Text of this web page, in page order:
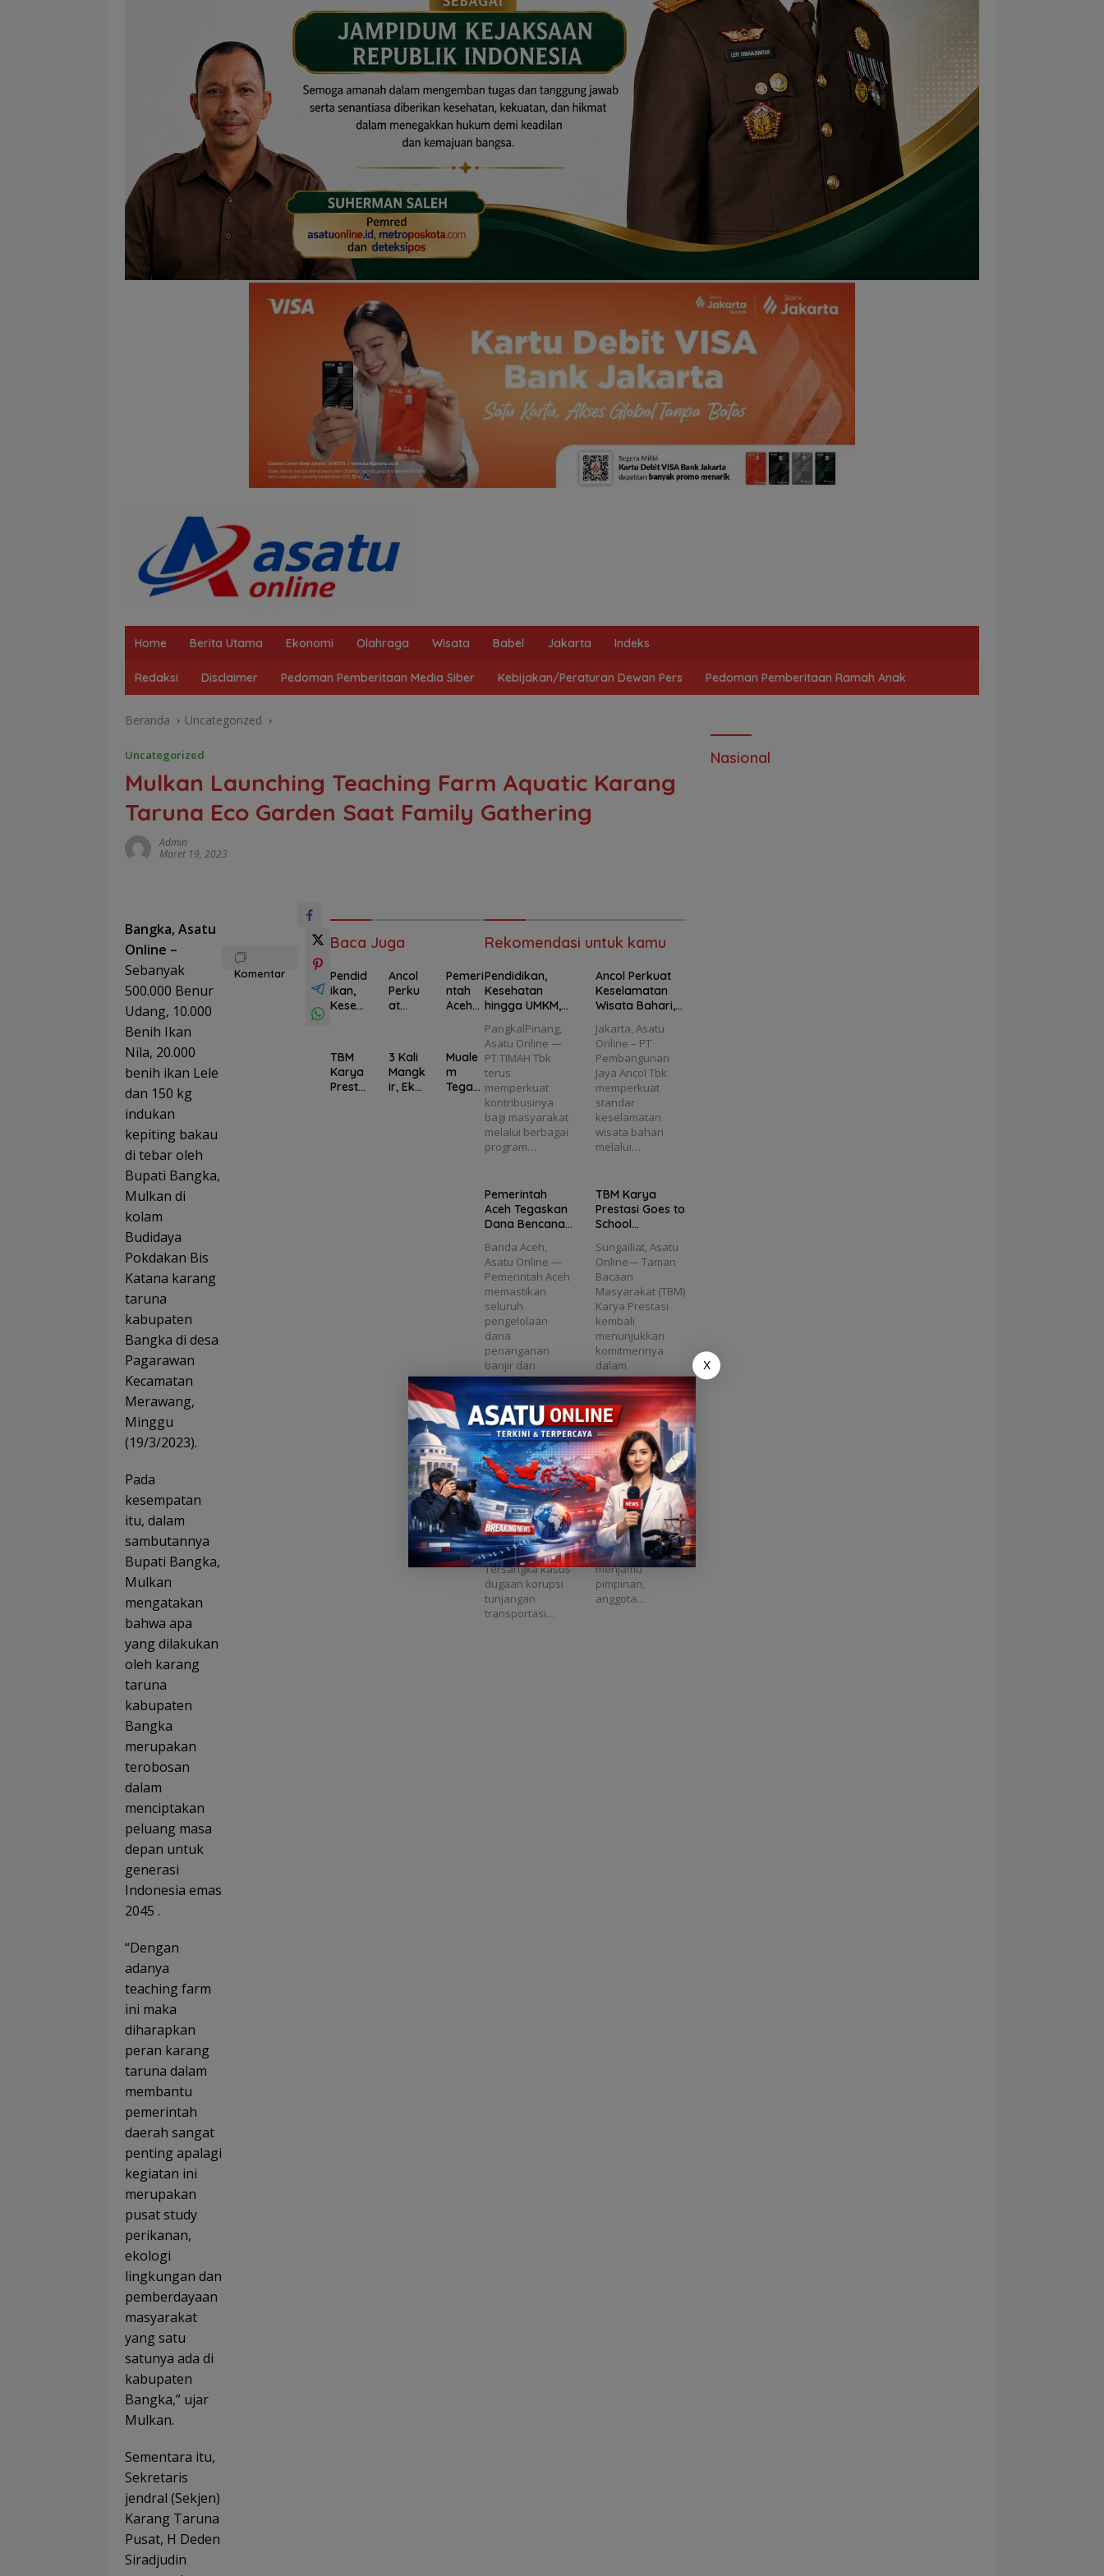
Home Berita Utama Ekonomi Olahraga Wisata Babel Jakarta Indeks
Redaksi Disclaimer Pedoman Pemberitaan Media Siber Kebijakan/Peraturan Dewan Pers Pedoman Pemberitaan Ramah Anak
Beranda Uncategorized
Uncategorized
Mulkan Launching Teaching Farm Aquatic Karang
Taruna Eco Garden Saat Family Gathering
Admin
Maret 19, 2023
Bangka, Asatu
Online –
Sebanyak
500.000 Benur
Udang, 10.000
Benih Ikan
Nila, 20.000
benih ikan Lele
dan 150 kg
indukan
kepiting bakau
di tebar oleh
Bupati Bangka,
Mulkan di
kolam
Budidaya
Pokdakan Bis
Katana karang
taruna
kabupaten
Bangka di desa
Pagarawan
Kecamatan
Merawang,
Minggu
(19/3/2023).
Pada
kesempatan
itu, dalam
sambutannya
Bupati Bangka,
Mulkan
mengatakan
bahwa apa
yang dilakukan
oleh karang
taruna
kabupaten
Bangka
merupakan
terobosan
dalam
menciptakan
peluang masa
depan untuk
generasi
Indonesia emas
2045 .
“Dengan
adanya
teaching farm
ini maka
diharapkan
peran karang
taruna dalam
membantu
pemerintah
daerah sangat
penting apalagi
kegiatan ini
merupakan
pusat study
perikanan,
ekologi
lingkungan dan
pemberdayaan
masyarakat
yang satu
satunya ada di
kabupaten
Bangka,” ujar
Mulkan.
Sementara itu,
Sekretaris
jendral (Sekjen)
Karang Taruna
Pusat, H Deden
Siradjudin
Komentar
Baca Juga
Pendid
ikan,
Keseh
UMKM,
Progr
am PT
TIMAH
Ancol
Perku
at
Wisata
Bahari
,
Seluru
Pemeri
ntah
Aceh
Dana
Benca
na
2025
TBM
Karya
Presta
3 Kali
Mangk
ir, Eks
Muale
m
Tegas
Rekomendasi untuk kamu
Pendidikan,
Kesehatan
hingga UMKM,
TIMAH Jangkau
69.653 Penerima
Manfaat
PangkalPinang,
Asatu Online —
PT TIMAH Tbk
terus
memperkuat
kontribusinya
bagi masyarakat
melalui berbagai
program…
Ancol Perkuat
Keselamatan
Wisata Bahari,
Wisata Wajib
Kantongi E-Pas
Kecil
Jakarta, Asatu
Online – PT
Pembangunan
Jaya Ancol Tbk
memperkuat
standar
keselamatan
wisata bahari
melalui…
Pemerintah
Aceh Tegaskan
Dana Bencana
Transparan dan
Sesuai Regulasi
Banda Aceh,
Asatu Online —
Pemerintah Aceh
memastikan
seluruh
pengelolaan
dana
penanganan
banjir dan
longsor
sepanjang…
TBM Karya
Prestasi Goes to
School
Semangat
Literasi di MTs
Plus Bahrul Ulum
Sungailiat
Sungailiat, Asatu
Online— Taman
Bacaan
Masyarakat (TBM)
Karya Prestasi
kembali
menunjukkan
komitmennya
dalam
menumbuhkan
budaya…
3 Kali Mangkir,
Eks Wakil Ketua
DPRD Babel
Dedi Yulianto
Diusulkan
Masuk DPO
Caption :
Tersangka Dedi
Yulianto
Pangkalpinang,
Asatu Online –
Tersangka kasus
dugaan korupsi
tunjangan
transportasi…
Mualem
Tegaskan Revisi
UUPA Jadi
Langkah
Penting untuk
Masa Depan
Aceh
Foto : Gubernur
Aceh, H. Muzakir
Manaf bersama
jajaran pimpinan
Pemerintah Aceh
menjamu
pimpinan,
anggota…
Nasional
X